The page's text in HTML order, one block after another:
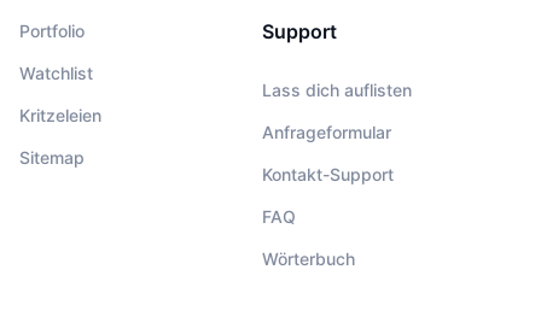
Portfolio
Watchlist
Kritzeleien
Sitemap
Support
Lass dich auflisten
Anfrageformular
Kontakt-Support
FAQ
Wörterbuch